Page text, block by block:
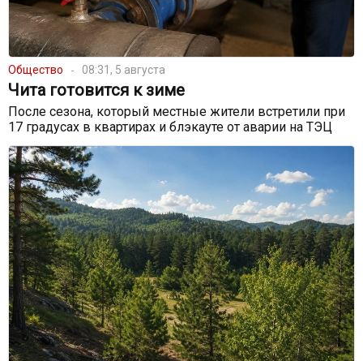
Общество 08:31, 5 августа
Чита готовится к зиме
После сезона, который местные жители встретили при
17 градусах в квартирах и блэкауте от аварии на ТЭЦ